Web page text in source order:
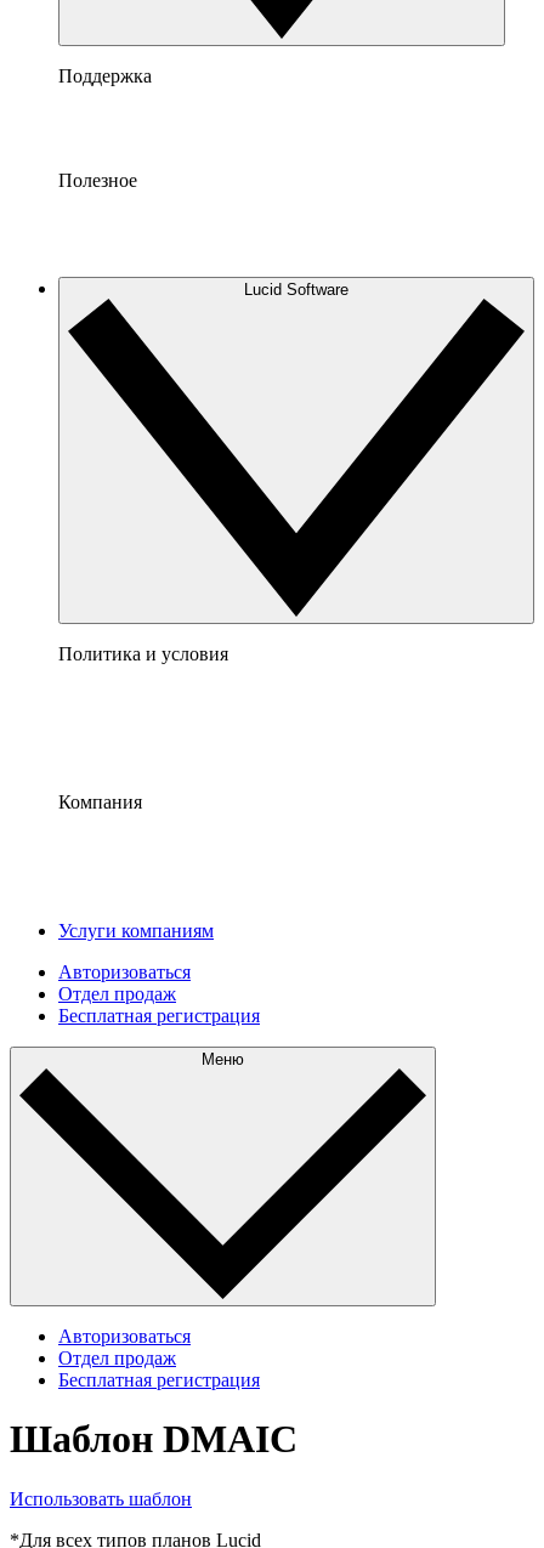
Поддержка
Полезное
Lucid Software
Политика и условия
Компания
Услуги компаниям
Авторизоваться
Отдел продаж
Бесплатная регистрация
Меню
Авторизоваться
Отдел продаж
Бесплатная регистрация
Шаблон DMAIC
Использовать шаблон
*Для всех типов планов Lucid